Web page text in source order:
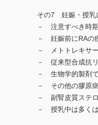
その7 妊娠・授乳
－ 注意すべき時
－ 妊娠前にRAの
－ メトトレキサ
－ 従来型合成抗
－ 生物学的製剤
－ その他の膠原
－ 副腎皮質ステ
－ 授乳中は多く